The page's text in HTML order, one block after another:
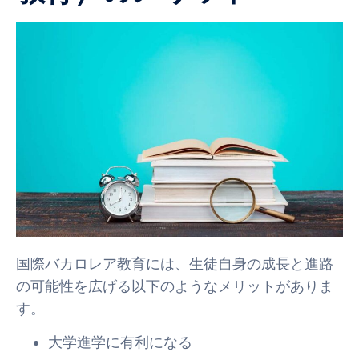
国際バカロレア教育には、生徒自身の成長と進路
の可能性を広げる以下のようなメリットがありま
す。
大学進学に有利になる